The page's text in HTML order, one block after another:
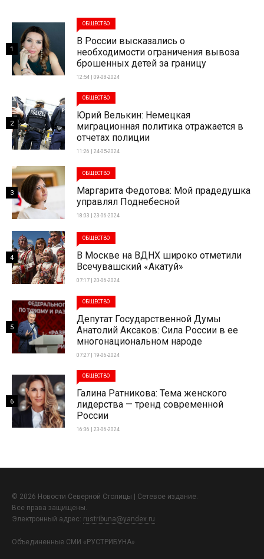
ОБЩЕСТВО
В России высказались о
необходимости ограничения вывоза
брошенных детей за границу
12:54 | 09-08-2024
1
ОБЩЕСТВО
Юрий Велькин: Немецкая
миграционная политика отражается в
отчетах полиции
11:26 | 24-05-2024
2
ОБЩЕСТВО
Маргарита Федотова: Мой прадедушка
управлял Поднебесной
18:03 | 23-06-2024
3
ОБЩЕСТВО
В Москве на ВДНХ широко отметили
Всечувашский «Акатуй»
07:17 | 20-06-2024
4
ОБЩЕСТВО
Депутат Государственной Думы
Анатолий Аксаков: Сила России в ее
многонациональном народе
07:27 | 19-06-2024
5
ОБЩЕСТВО
Галина Ратникова: Тема женского
лидерства — тренд современной
России
16:36 | 23-06-2024
6
© 2026 Новости Северной Столицы | Сетевое издание.
Все права защищены.
Электронный адрес: rustribuna@yandex.ru
Объединенные СМИ «РУСТРИБУНА»